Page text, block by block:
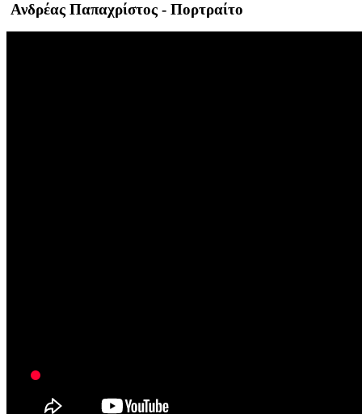
Ανδρέας Παπαχρίστος - Πορτραίτο